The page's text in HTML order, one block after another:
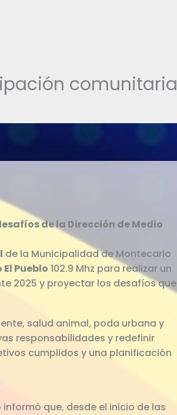
comunitaria
de la Dirección de Medio
de la Municipalidad de Montecarlo
El Pueblo 102.9 Mhz para realizar un
2025 y proyectar los desafíos que
salud animal, poda urbana y
responsabilidades y redefinir
cumplidos y una planificación
que, desde el inicio de las